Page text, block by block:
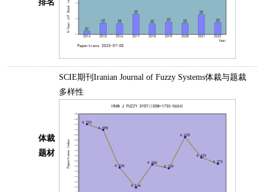
排名
体裁
题材
SCIE期刊Iranian Journal of Fuzzy Systems体裁与题裁
多样性